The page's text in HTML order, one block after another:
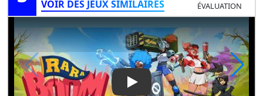
VOIR DES JEUX SIMILAIRES ÉVALUATION
Play Video: Ra Ra Boom